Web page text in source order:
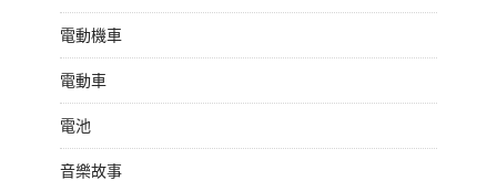
電動機車
電動車
電池
音樂故事